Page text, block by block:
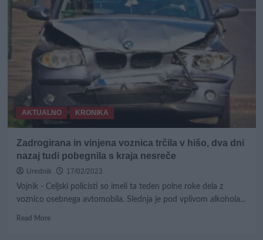
letnik
v
rahlem
ovinku
trčil
tovornjak
in
AKTUALNO KRONIKA
Zadrogirana in vinjena voznica trčila v hišo, dva dni
nazaj tudi pobegnila s kraja nesreče
Urednik
17/02/2023
Vojnik - Celjski policisti so imeli ta teden polne roke dela z
voznico osebnega avtomobila. Slednja je pod vplivom alkohola...
Read MoreRead